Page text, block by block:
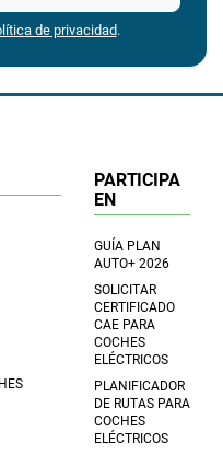
de privacidad.
PARTICIPA
EN
GUÍA PLAN
AUTO+ 2026
SOLICITAR
CERTIFICADO
CAE PARA
COCHES
ELÉCTRICOS
PLANIFICADOR
DE RUTAS PARA
COCHES
ELÉCTRICOS